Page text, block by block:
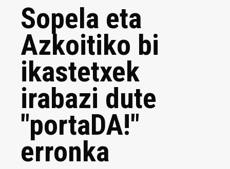
Sopela eta
Azkoitiko bi
ikastetxek
irabazi dute
"portaDA!"
erronka